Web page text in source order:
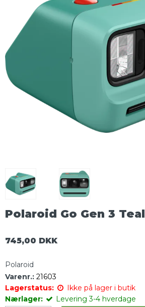
Polaroid Go Gen 3 Teal
745,00 DKK
Polaroid
Varenr.: 21603
Lagerstatus:
Ikke på lager i butik
Nærlager:
Levering 3-4 hverdage